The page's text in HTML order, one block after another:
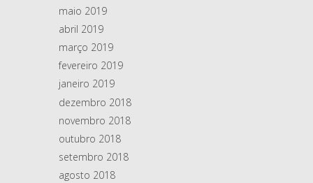
maio 2019
abril 2019
março 2019
fevereiro 2019
janeiro 2019
dezembro 2018
novembro 2018
outubro 2018
setembro 2018
agosto 2018